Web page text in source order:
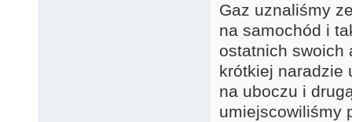
Gaz uznaliśmy
na samochód i
ostatnich swoich
krótkiej naradzie
na uboczu i
umiejscowiliśmy